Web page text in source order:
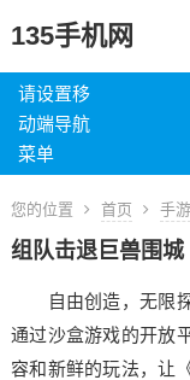
135手机网
请设置移
动端导航
菜单
您的位置 首页 手游
组队击退巨兽围
自由创造，无限探
通过沙盒游戏的开放
容和新鲜的玩法，让